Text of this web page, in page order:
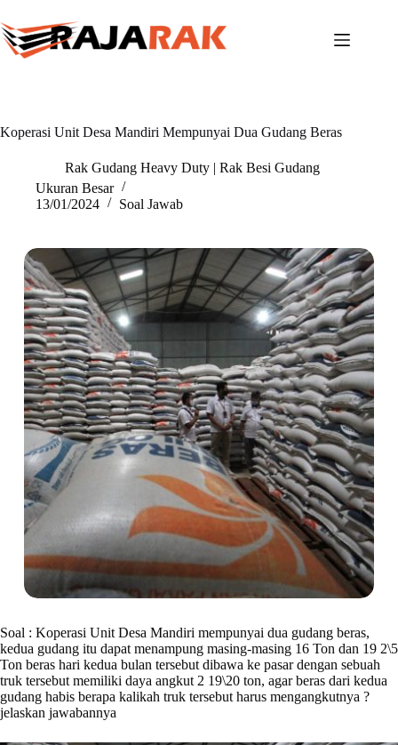
to
content
Koperasi Unit Desa Mandiri Mempunyai Dua Gudang Beras
Rak Gudang Heavy Duty | Rak Besi Gudang
Ukuran Besar
13/01/2024
Soal Jawab
Soal : Koperasi Unit Desa Mandiri mempunyai dua gudang beras,
kedua gudang itu dapat menampung masing-masing 16 Ton dan 19 2\5
Ton beras hari kedua bulan tersebut dibawa ke pasar dengan sebuah
truk tersebut memiliki daya angkut 2 19\20 ton, agar beras dari kedua
gudang habis berapa kalikah truk tersebut harus mengangkutnya ?
jelaskan jawabannya